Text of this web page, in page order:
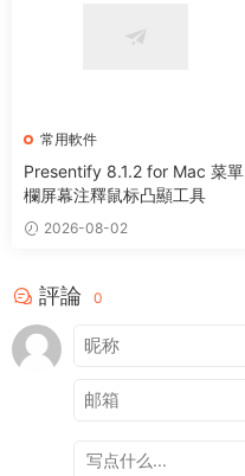
常用軟件
Presentify 8.1.2 for Mac 菜單
欄屏幕注釋鼠标凸顯工具
2026-08-02
評論 0